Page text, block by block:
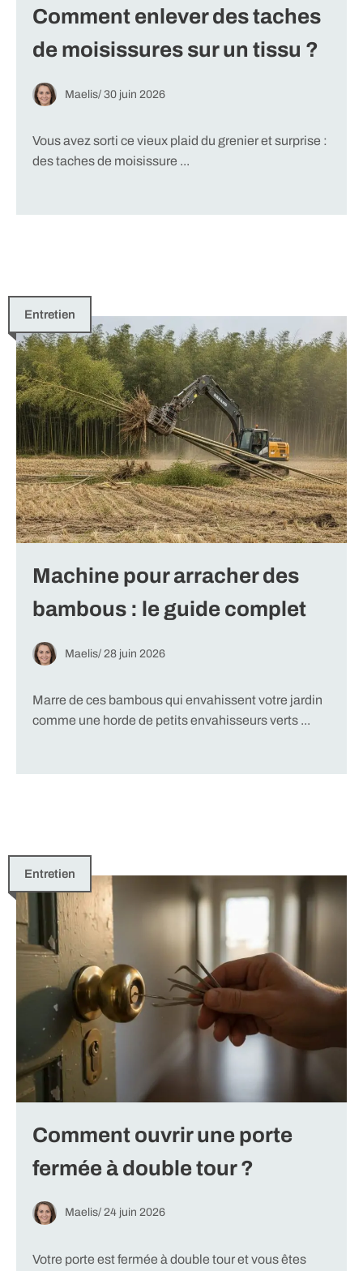
Comment enlever des taches
de moisissures sur un tissu ?
Maelis/ 30 juin 2026
Vous avez sorti ce vieux plaid du grenier et surprise :
des taches de moisissure ...
Entretien
Machine pour arracher des
bambous : le guide complet
Maelis/ 28 juin 2026
Marre de ces bambous qui envahissent votre jardin
comme une horde de petits envahisseurs verts ...
Entretien
Comment ouvrir une porte
fermée à double tour ?
Maelis/ 24 juin 2026
Votre porte est fermée à double tour et vous êtes